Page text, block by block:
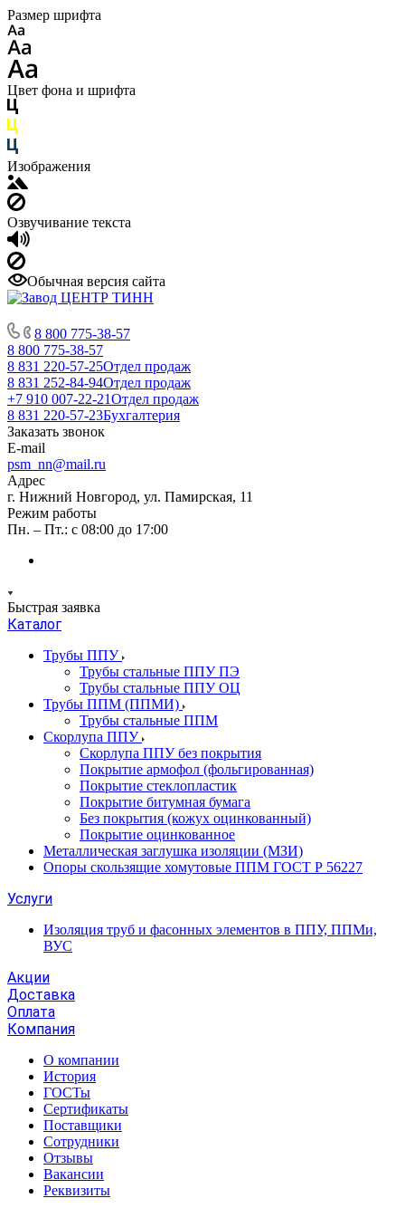
Размер шрифта
Цвет фона и шрифта
Изображения
Озвучивание текста
Обычная версия сайта
8 800 775-38-57
8 800 775-38-57
8 831 220-57-25Отдел продаж
8 831 252-84-94Отдел продаж
+7 910 007-22-21Отдел продаж
8 831 220-57-23Бухгалтерия
Заказать звонок
E-mail
psm_nn@mail.ru
Адрес
г. Нижний Новгород, ул. Памирская, 11
Режим работы
Пн. – Пт.: с 08:00 до 17:00
Быстрая заявка
Каталог
Трубы ППУ
Трубы стальные ППУ ПЭ
Трубы стальные ППУ ОЦ
Трубы ППМ (ППМИ)
Трубы стальные ППМ
Скорлупа ППУ
Скорлупа ППУ без покрытия
Покрытие армофол (фольгированная)
Покрытие стеклопластик
Покрытие битумная бумага
Без покрытия (кожух оцинкованный)
Покрытие оцинкованное
Металлическая заглушка изоляции (МЗИ)
Опоры скользящие хомутовые ППМ ГОСТ Р 56227
Услуги
Изоляция труб и фасонных элементов в ППУ, ППМи,
ВУС
Акции
Доставка
Оплата
Компания
О компании
История
ГОСТы
Сертификаты
Поставщики
Сотрудники
Отзывы
Вакансии
Реквизиты